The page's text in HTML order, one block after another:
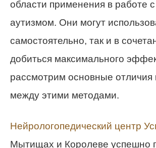
области применения в работе
аутизмом. Они могут
самостоятельно, так и в
добиться максимального
рассмотрим основные отличия
между этими методами.
Нейрологопедический центр
Мытищах и Королеве успешно